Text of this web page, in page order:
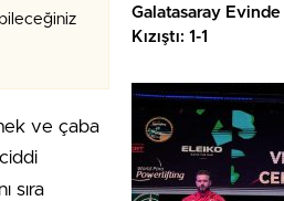
ve çaba
sıra
Galatasaray Evinde
Kızıştı: 1-1